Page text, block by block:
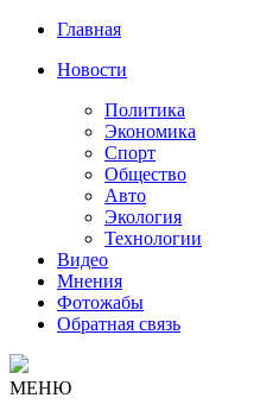
Главная
Новости
Политика
Экономика
Спорт
Общество
Авто
Экология
Технологии
Видео
Мнения
Фотожабы
Обратная связь
МЕНЮ